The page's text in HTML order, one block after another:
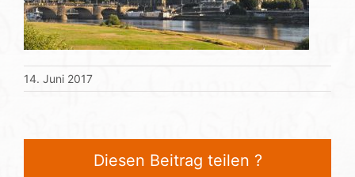
14. Juni 2017
Diesen Beitrag teilen ?